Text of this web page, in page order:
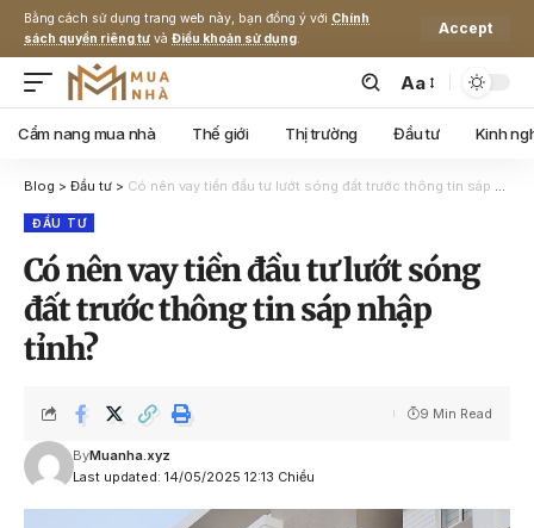
Bằng cách sử dụng trang web này, bạn đồng ý với Chính
sách quyền riêng tư và Điều khoản sử dụng.
Accept
Aa
Cẩm nang mua nhà Thế giới Thị trường Đầu tư Kinh
Blog > Đầu tư > Có nên vay tiền đầu tư lướt sóng đất trước thông tin sáp nhập tỉnh?
ĐẦU TƯ
Có nên vay tiền đầu tư lướt sóng
đất trước thông tin sáp nhập
tỉnh?
Last updated: 14/05/2025 12:13 Chiều
ByMuanha.xyz
9 Min Read